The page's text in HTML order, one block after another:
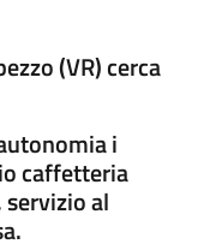
(VR) cerca
i
caffetteria
al